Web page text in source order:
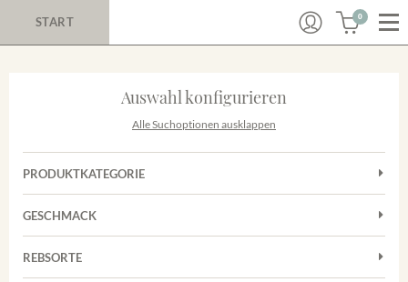
START 0
Auswahl konfigurieren
Alle Suchoptionen ausklappen
PRODUKTKATEGORIE
Cuvées
Rosé
GESCHMACK
Trocken
REBSORTE